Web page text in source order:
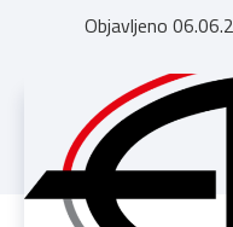
Objavljeno